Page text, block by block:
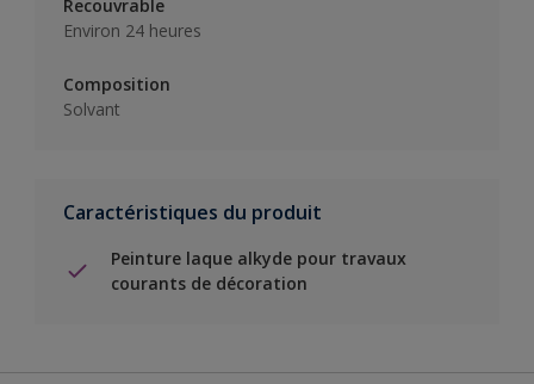
Recouvrable
Environ 24 heures
Composition
Solvant
Caractéristiques du produit
Peinture laque alkyde pour travaux
courants de décoration